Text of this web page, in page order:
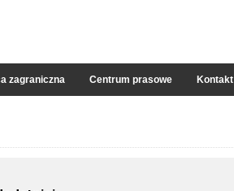
zagraniczna Centrum prasowe Kontakt